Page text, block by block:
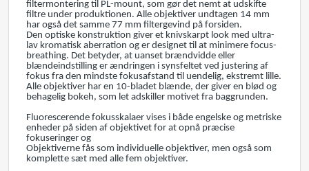
filtermontering til PL-mount, som gør det nemt at udskifte
filtre under produktionen. Alle objektiver undtagen 14 mm
har også det samme 77 mm filtergevind på forsiden.
Den optiske konstruktion giver et knivskarpt look med ultra-
lav kromatisk aberration og er designet til at minimere focus-
breathing. Det betyder, at uanset brændvidde eller
blændeindstilling er ændringen i synsfeltet ved justering af
fokus fra den mindste fokusafstand til uendelig, ekstremt lille.
Alle objektiver har en 10-bladet blænde, der giver en blød og
behagelig bokeh, som let adskiller motivet fra baggrunden.
Fluorescerende fokusskalaer vises i både engelske og metriske
enheder på siden af objektivet for at opnå præcise
fokuseringer og
Objektiverne fås som individuelle objektiver, men også som
komplette sæt med alle fem objektiver.